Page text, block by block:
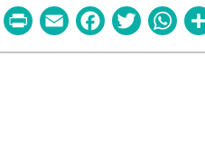
PrintEmail